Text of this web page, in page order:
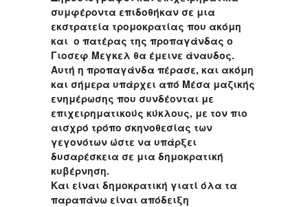
συμφέροντα επιδοθήκαν σε μια
εκστρατεία τρομοκρατίας που ακόμη
και ο πατέρας της προπαγάνδας ο
Γιοσεφ Μεγκελ θα έμεινε άναυδος.
Αυτή η προπαγάνδα πέρασε, και ακόμη
και σήμερα υπάρχει από Μέσα μαζικής
ενημέρωσης που συνδέονται με
επιχειρηματικούς κύκλους, με τον πιο
αισχρό τρόπο σκηνοθεσίας των
γεγονότων ώστε να υπάρξει
δυσαρέσκεια σε μια δημοκρατική
κυβέρνηση.
Και είναι δημοκρατική γιατί όλα τα
παραπάνω είναι απόδειξη